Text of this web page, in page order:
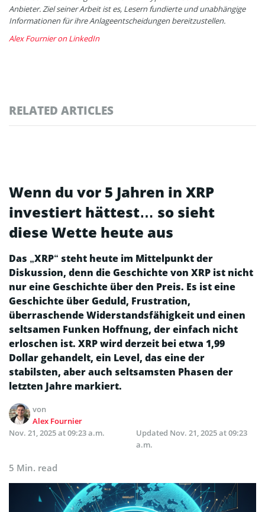
Anbieter. Ziel seiner Arbeit ist es, Lesern fundierte und unabhängige
Informationen für ihre Anlageentscheidungen bereitzustellen.
Alex Fournier on LinkedIn
RELATED ARTICLES
Wenn du vor 5 Jahren in XRP
investiert hättest… so sieht
diese Wette heute aus
Das „XRP“ steht heute im Mittelpunkt der
Diskussion, denn die Geschichte von XRP ist nicht
nur eine Geschichte über den Preis. Es ist eine
Geschichte über Geduld, Frustration,
überraschende Widerstandsfähigkeit und einen
seltsamen Funken Hoffnung, der einfach nicht
erloschen ist. XRP wird derzeit bei etwa 1,99
Dollar gehandelt, ein Level, das eine der
stabilsten, aber auch seltsamsten Phasen der
letzten Jahre markiert.
von
Alex Fournier
Nov. 21, 2025 at 09:23 a.m.
Updated Nov. 21, 2025 at 09:23
a.m.
5 Min. read